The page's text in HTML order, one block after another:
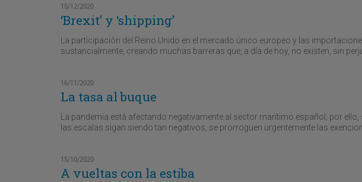
15/12/2020
‘Brexit’ y ‘shipping’
La participación del Reino Unido en el mercado único europeo y las
sustancialmente, creando muchas barreras que, a día de hoy, no existen, sin
16/11/2020
La tasa al buque
La pandemia está afectando negativamente al sector marítimo español; por
las escalas sigan siendo tan negativos, se prorroguen urgentemente las
15/10/2020
A vueltas con la estiba